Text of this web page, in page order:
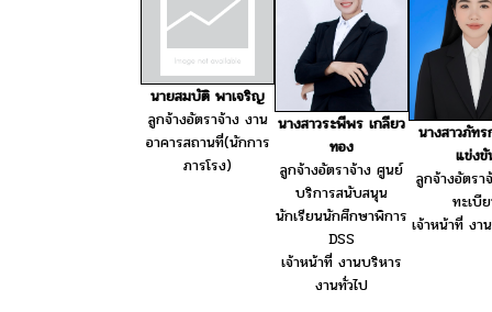
นายสมบัติ พาเจริญ
ลูกจ้างอัตราจ้าง งาน
อาคารสถานที่(นักการ
ภารโรง)
นางสาวระพีพร เกลียว
ทอง
ลูกจ้างอัตราจ้าง ศูนย์
บริการสนับสนุน
นักเรียนนักศึกษาพิการ
DSS
เจ้าหน้าที่ งานบริหาร
งานทั่วไป
นางสาวภัท
แข่งขั
ลูกจ้างอัตรา
ทะเบี
เจ้าหน้าที่ งา